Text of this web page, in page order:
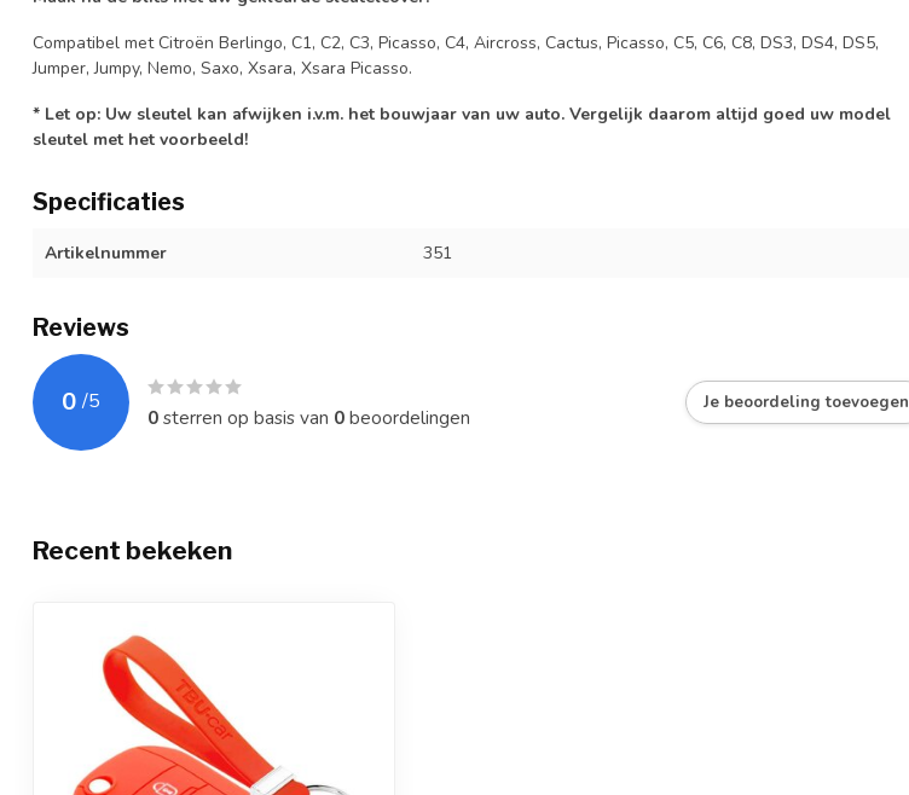
Compatibel met Citroën Berlingo, C1, C2, C3, Picasso, C4, Aircross, Cactus, Picasso, C5, C6, C8, DS3, DS4, DS5,
Jumper, Jumpy, Nemo, Saxo, Xsara, Xsara Picasso.
* Let op: Uw sleutel kan afwijken i.v.m. het bouwjaar van uw auto. Vergelijk daarom altijd goed uw model
sleutel met het voorbeeld!
Specificaties
Artikelnummer 351
Reviews
0 /5
0sterren op basis van 0beoordelingen
Je beoordeling toevoegen
Recent bekeken